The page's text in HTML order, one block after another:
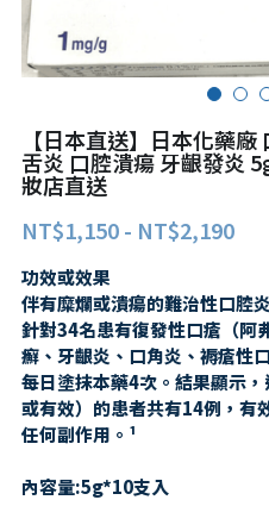
肌膚護理
保健/腸胃保健
第一類醫藥品
感冒/發燒/止痛/痠痛
處方/醫學康復治療
親子/嬰幼兒用品
關於我們
公司簡介
使用條款
特定商取引法に基づ
登錄/註冊
LINE加
【日本直送】日本化藥
舌炎 口腔潰瘍 牙齦發炎
妝店直送
NT$1,150 - NT$2,190
功效或效果
伴有糜爛或潰瘍的難治性口腔
針對34名患有復發性口瘡（阿
癬、牙齦炎、口角炎、褥瘡性
每日塗抹本藥4次。結果顯示
或有效）的患者共有14例，有
任何副作用。¹
內容量:5g*10支入
第二 三類醫藥品
減肥瘦身
美妝相關
親子/嬰幼兒用品